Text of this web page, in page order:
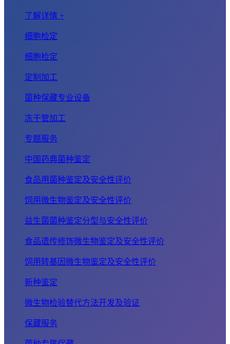
了解详情 +
细胞检定
细胞检定
定制加工
菌种保藏专业设备
冻干管加工
专题服务
中国药典菌种鉴定
食品用菌种鉴定及安全性评价
饲用微生物鉴定及安全性评价
益生菌菌种鉴定分型与安全性评价
食品遗传修饰微生物鉴定及安全性评价
饲用转基因微生物鉴定及安全性评价
新种鉴定
微生物检验替代方法开发及验证
保藏服务